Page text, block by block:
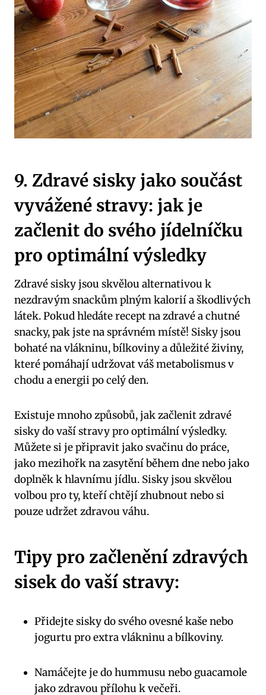
9. Zdravé sisky jako součást
vyvážené stravy: jak je
začlenit do svého jídelníčku
pro optimální výsledky
Zdravé sisky jsou skvělou alternativou k
nezdravým snackům plným kalorií a škodlivých
látek. Pokud hledáte recept na zdravé a chutné
snacky, pak jste na správném místě! Sisky jsou
bohaté na vlákninu, bílkoviny a důležité živiny,
které pomáhají udržovat váš metabolismus v
chodu a energii po celý den.
Existuje mnoho způsobů, jak začlenit zdravé
sisky do vaší stravy pro optimální výsledky.
Můžete si je připravit jako svačinu do práce,
jako mezihořk na zasytění během dne nebo jako
doplněk k hlavnímu jídlu. Sisky jsou skvělou
volbou pro ty, kteří chtějí zhubnout nebo si
pouze udržet zdravou váhu.
Tipy pro začlenění zdravých
sisek do vaší stravy:
Přidejte sisky do svého ovesné kaše nebo
jogurtu pro extra vlákninu a bílkoviny.
Namáčejte je do hummusu nebo guacamole
jako zdravou přílohu k večeři.